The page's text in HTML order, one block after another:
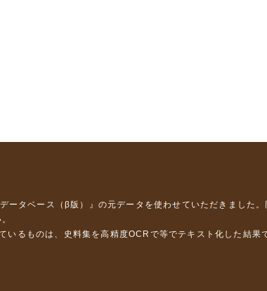
ータベース（β版）』 の元データを使わせていただきました
るものは、史料集を高精度OCRで等でテキスト化した結